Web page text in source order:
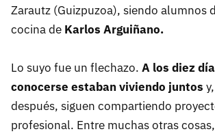
Zarautz (Guizpuzoa), siendo alumnos
cocina de Karlos Arguiñano.
Lo suyo fue un flechazo. A los diez
conocerse estaban viviendo juntos
después, siguen compartiendo
profesional. Entre muchas otras